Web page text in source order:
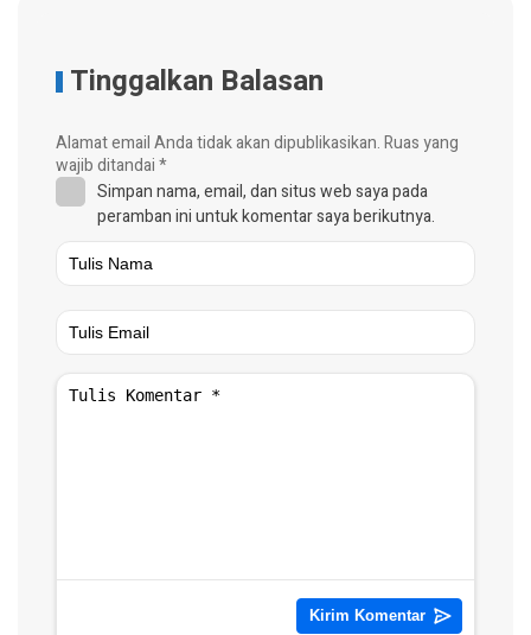
Tinggalkan Balasan
Alamat email Anda tidak akan dipublikasikan.Ruas yang
wajib ditandai*
Simpan nama, email, dan situs web saya pada
peramban ini untuk komentar saya berikutnya.